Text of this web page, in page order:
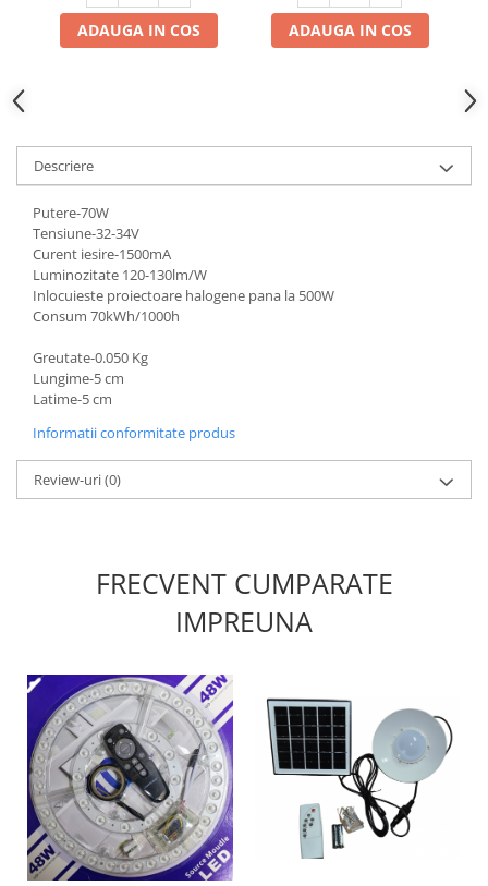
ADAUGA IN COS ADAUGA IN COS
Descriere
Putere-70W
Tensiune-32-34V
Curent iesire-1500mA
Luminozitate 120-130lm/W
Inlocuieste proiectoare halogene pana la 500W
Consum 70kWh/1000h
Greutate-0.050 Kg
Lungime-5 cm
Latime-5 cm
Informatii conformitate produs
Review-uri(0)
FRECVENT CUMPARATE
IMPREUNA